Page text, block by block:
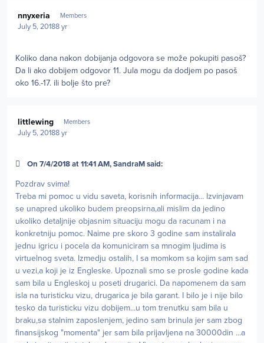
nnyxeria Members
July 5, 20188 yr
Koliko dana nakon dobijanja odgovora se može pokupiti pasoš?
Da li ako dobijem odgovor 11. Jula mogu da dodjem po pasoš
oko 16.-17. ili bolje što pre?
littlewing Members
July 5, 20188 yr
On 7/4/2018 at 11:41 AM, SandraM said:
Pozdrav svima!
Treba mi pomoc u vidu saveta, korisnih informacija... Izvinjavam
se unapred ukoliko budem preopsirna,ali mislim da jedino
ukoliko detaljnije objasnim situaciju mogu da racunam i na
konkretniju pomoc. Naime pre skoro 3 godine sam instalirala
jednu igricu i pocela da komuniciram sa mnogim ljudima is
virtuelnog sveta. Izmedju ostalih, I sa momkom sa kojim sam sad
u vezi,a koji je iz Engleske. Upoznali smo se prosle godine kada
sam bila u Engleskoj u poseti drugarici. Da napomenem da sam
isla na turisticku vizu, drugarica je bila garant. I bilo je i nije bilo
tesko da turisticku vizu dobijem...u tom trenutku sam bila u
braku,sa stalnim zaposlenjem, jedino sam brinula jer sam zbog
finansijskog "momenta" jer sam bila prijavljena na 30000din ...a